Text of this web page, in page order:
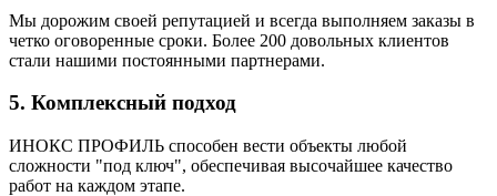
Мы дорожим своей репутацией и всегда выполняем заказы в
четко оговоренные сроки. Более 200 довольных клиентов
стали нашими постоянными партнерами.
5. Комплексный подход
ИНОКС ПРОФИЛЬ способен вести объекты любой
сложности "под ключ", обеспечивая высочайшее качество
работ на каждом этапе.